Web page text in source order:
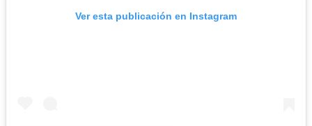
Ver esta publicación en Instagram